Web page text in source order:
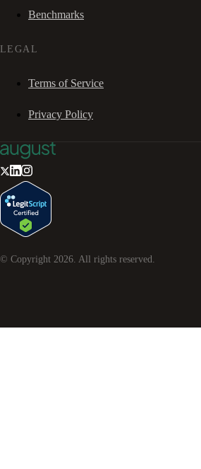
Benchmarks
LEGAL
Terms of Service
Privacy Policy
© Copyright 2026. All rights reserved.